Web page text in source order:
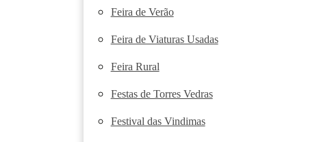
Feira de Verão
Feira de Viaturas Usadas
Feira Rural
Festas de Torres Vedras
Festival das Vindimas